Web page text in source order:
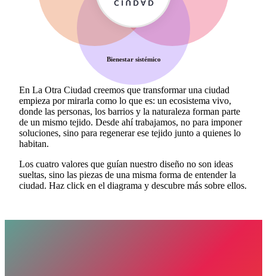
Bienestar sistémico
En La Otra Ciudad creemos que transformar una ciudad
empieza por mirarla como lo que es: un ecosistema vivo,
donde las personas, los barrios y la naturaleza forman parte
de un mismo tejido. Desde ahí trabajamos, no para imponer
soluciones, sino para regenerar ese tejido junto a quienes lo
habitan.
Los cuatro valores que guían nuestro diseño no son ideas
sueltas, sino las piezas de una misma forma de entender la
ciudad. Haz click en el diagrama y descubre más sobre ellos.